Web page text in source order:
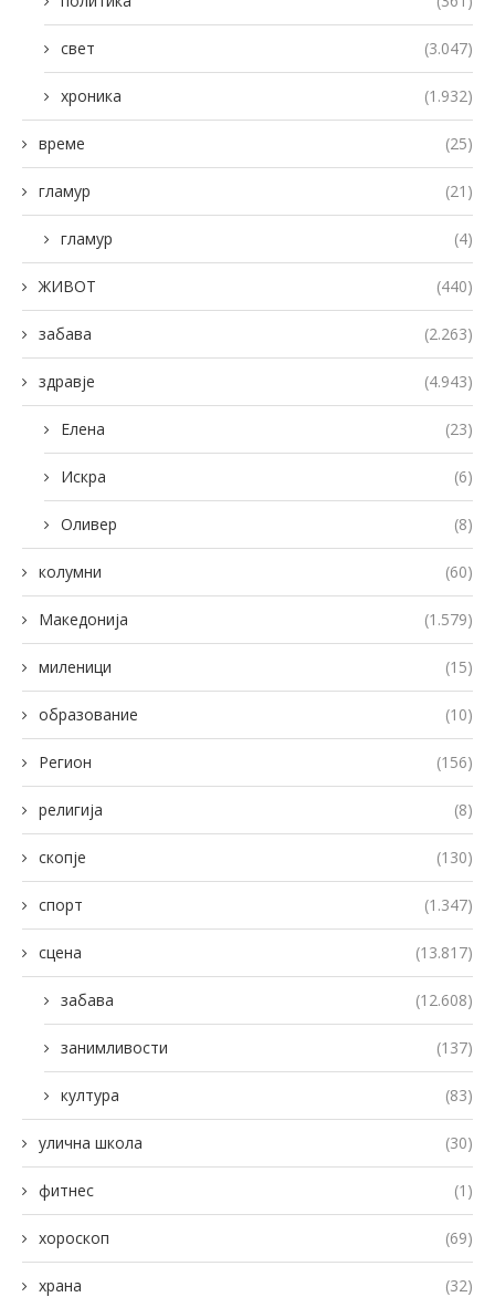
свет (3.047)
хроника (1.932)
време (25)
гламур (21)
гламур (4)
ЖИВОТ (440)
забава (2.263)
здравје (4.943)
Елена (23)
Искра (6)
Оливер (8)
колумни (60)
Македонија (1.579)
миленици (15)
образование (10)
Регион (156)
религија (8)
скопје (130)
спорт (1.347)
сцена (13.817)
забава (12.608)
занимливости (137)
култура (83)
улична школа (30)
фитнес (1)
хороскоп (69)
храна (32)